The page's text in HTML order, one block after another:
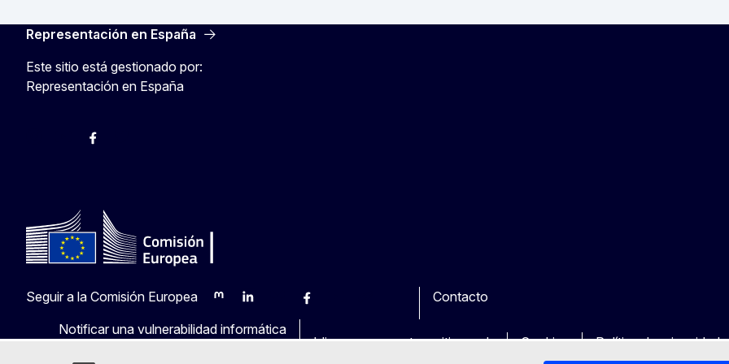
Representación en España
Este sitio está gestionado por:
Representación en España
@ComisionEuropea
Espacio Europa
Comisión Europea en España
Seguir a la Comisión Europea
MastodonLinkedInBlueskyFacebook
Contacto
Notificar una vulnerabilidad informática
Idiomas en nuestros sitios web
Cookies Política de privacidad